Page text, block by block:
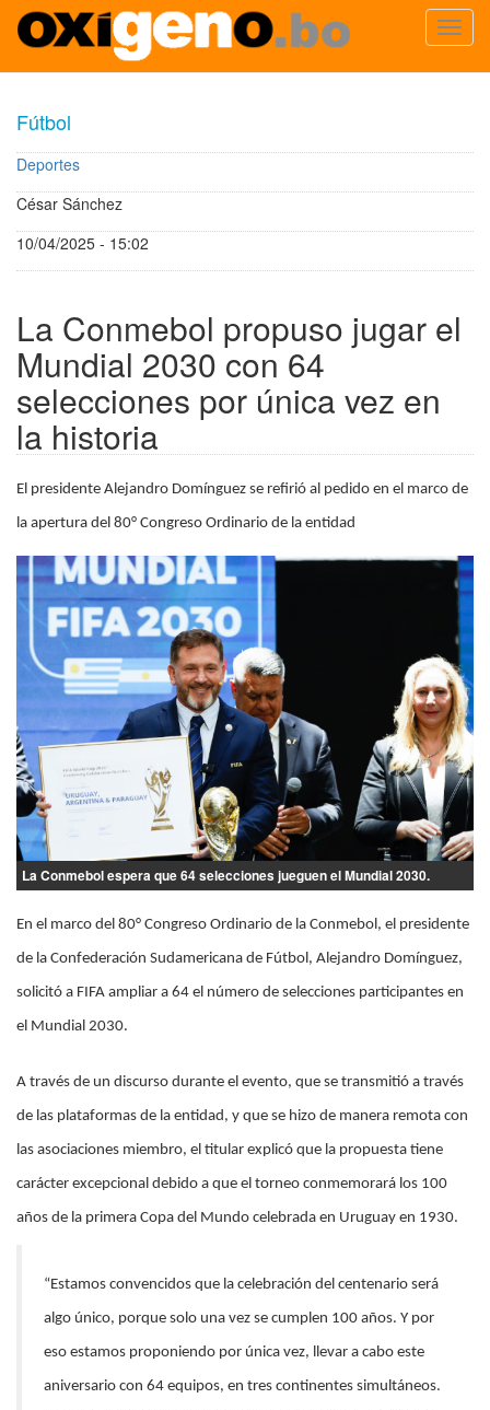
contenido
principal
Fútbol
Deportes
César Sánchez
10/04/2025 - 15:02
La Conmebol propuso jugar el
Mundial 2030 con 64
selecciones por única vez en
la historia
El presidente Alejandro Domínguez se refirió al pedido en el marco de
la apertura del 80° Congreso Ordinario de la entidad
La Conmebol espera que 64 selecciones jueguen el Mundial 2030.
En el marco del 80° Congreso Ordinario de la Conmebol, el presidente
de la Confederación Sudamericana de Fútbol, Alejandro Domínguez,
solicitó a FIFA ampliar a 64 el número de selecciones participantes en
el Mundial 2030.
A través de un discurso durante el evento, que se transmitió a través
de las plataformas de la entidad, y que se hizo de manera remota con
las asociaciones miembro, el titular explicó que la propuesta tiene
carácter excepcional debido a que el torneo conmemorará los 100
años de la primera Copa del Mundo celebrada en Uruguay en 1930.
“Estamos convencidos que la celebración del centenario será
algo único, porque solo una vez se cumplen 100 años. Y por
eso estamos proponiendo por única vez, llevar a cabo este
aniversario con 64 equipos, en tres continentes simultáneos.